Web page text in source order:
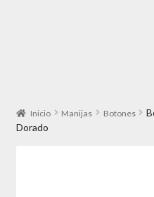
Inicio Manijas Botones
Dorado